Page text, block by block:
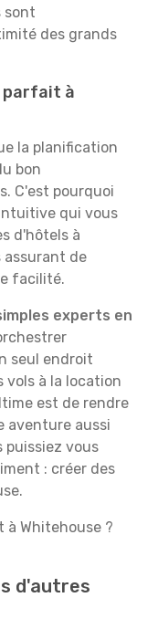
sont
des grands
parfait à
la planification
bon
C'est pourquoi
qui vous
d'hôtels à
assurant de
facilité.
experts en
seul endroit
vols à la location
est de rendre
aventure aussi
puissiez vous
: créer des
Whitehouse ?
d'autres